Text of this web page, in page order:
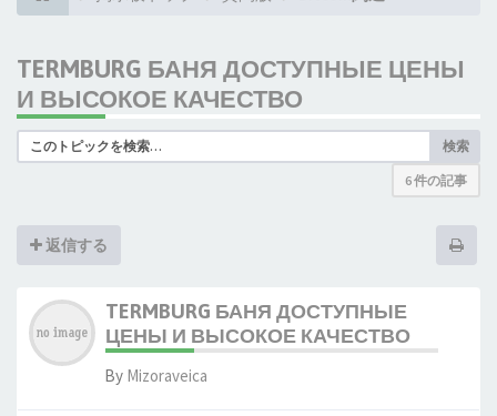
TERMBURG БАНЯ ДОСТУПНЫЕ ЦЕНЫ
И ВЫСОКОЕ КАЧЕСТВО
検索
6 件の記事
返信する
TERMBURG БАНЯ ДОСТУПНЫЕ
ЦЕНЫ И ВЫСОКОЕ КАЧЕСТВО
By Mizoraveica